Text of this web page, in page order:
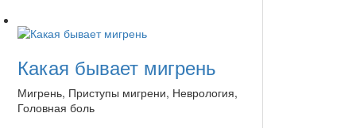
Какая бывает мигрень
Мигрень, Приступы мигрени, Неврология,
Головная боль